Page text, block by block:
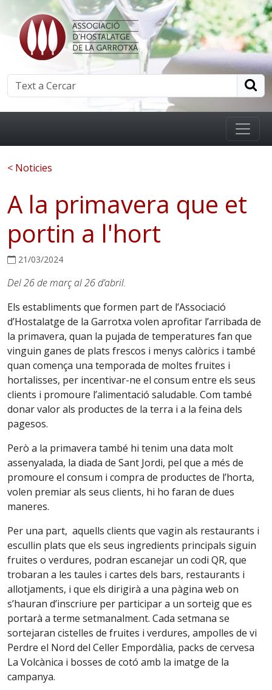
< Noticies
A la primavera que et
portin a l'hort
21/03/2024
Del 26 de març al 26 d’abril.
Els establiments que formen part de l’Associació
d’Hostalatge de la Garrotxa volen aprofitar l’arribada de
la primavera, quan la pujada de temperatures fan que
vinguin ganes de plats frescos i menys calòrics i també
quan comença una temporada de moltes fruites i
hortalisses, per incentivar-ne el consum entre els seus
clients i promoure l’alimentació saludable. Com també
donar valor als productes de la terra i a la feina dels
pagesos.
Però a la primavera també hi tenim una data molt
assenyalada, la diada de Sant Jordi, pel que a més de
promoure el consum i compra de productes de l’horta,
volen premiar als seus clients, hi ho faran de dues
maneres.
Per una part, aquells clients que vagin als restaurants i
escullin plats que els seus ingredients principals siguin
fruites o verdures, podran escanejar un codi QR, que
trobaran a les taules i cartes dels bars, restaurants i
allotjaments, i que els dirigirà a una pàgina web on
s’hauran d’inscriure per participar a un sorteig que es
portarà a terme setmanalment. Cada setmana se
sortejaran cistelles de fruites i verdures, ampolles de vi
Perdre el Nord del Celler Empordàlia, packs de cervesa
La Volcànica i bosses de cotó amb la imatge de la
campanya.